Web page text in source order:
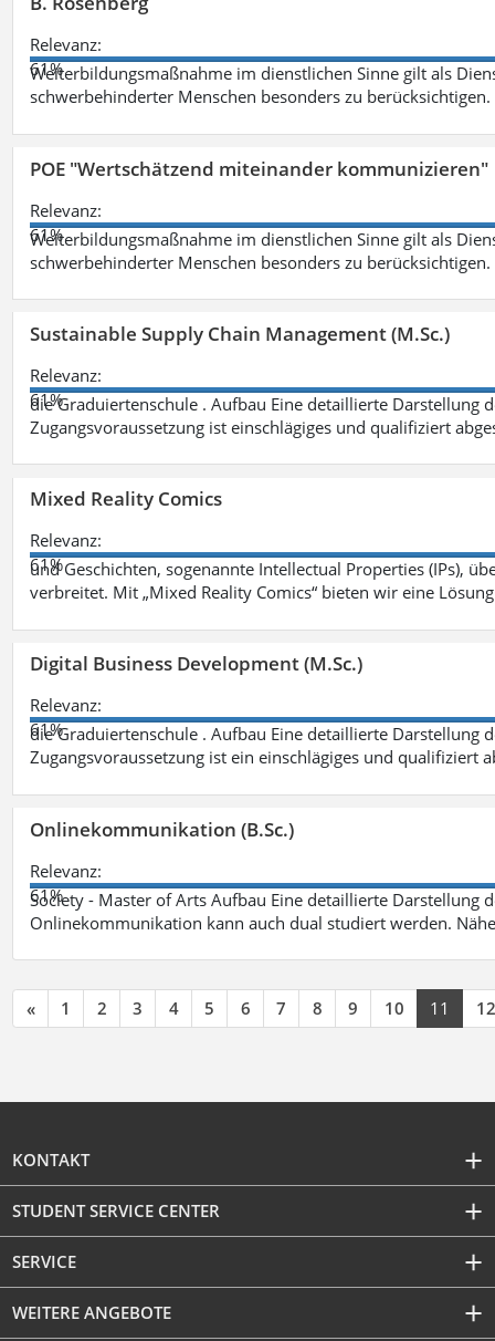
Relevanz:
61%
Weiterbildungsmaßnahme im dienstlichen Sinne gilt als
schwerbehinderter Menschen besonders zu berücksichtigen.
POE "Wertschätzend miteinander kommunizieren"
Relevanz:
61%
Weiterbildungsmaßnahme im dienstlichen Sinne gilt als
schwerbehinderter Menschen besonders zu berücksichtigen.
Sustainable Supply Chain Management (M.Sc.)
Relevanz:
61%
die Graduiertenschule . Aufbau Eine detaillierte Darstellung
Zugangsvoraussetzung ist einschlägiges und qualifiziert
Mixed Reality Comics
Relevanz:
61%
und Geschichten, sogenannte Intellectual Properties (IPs),
verbreitet. Mit „Mixed Reality Comics“ bieten wir eine
Digital Business Development (M.Sc.)
Relevanz:
61%
die Graduiertenschule . Aufbau Eine detaillierte Darstellung
Zugangsvoraussetzung ist ein einschlägiges und qualifiziert
Onlinekommunikation (B.Sc.)
Relevanz:
61%
Society - Master of Arts Aufbau Eine detaillierte Darstellung
Onlinekommunikation kann auch dual studiert werden.
« 1 2 3 4 5 6 7 8 9 10 11 12
KONTAKT
STUDENT SERVICE CENTER
SERVICE
WEITERE ANGEBOTE